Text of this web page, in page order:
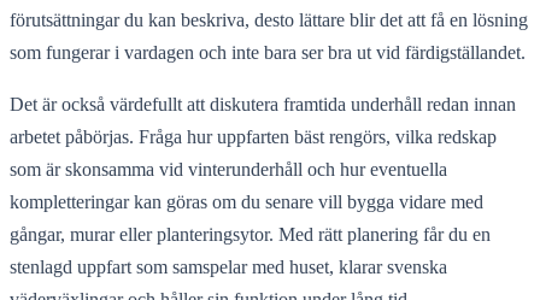
förutsättningar du kan beskriva, desto lättare blir det att få en lösning
som fungerar i vardagen och inte bara ser bra ut vid färdigställandet.
Det är också värdefullt att diskutera framtida underhåll redan innan
arbetet påbörjas. Fråga hur uppfarten bäst rengörs, vilka redskap
som är skonsamma vid vinterunderhåll och hur eventuella
kompletteringar kan göras om du senare vill bygga vidare med
gångar, murar eller planteringsytor. Med rätt planering får du en
stenlagd uppfart som samspelar med huset, klarar svenska